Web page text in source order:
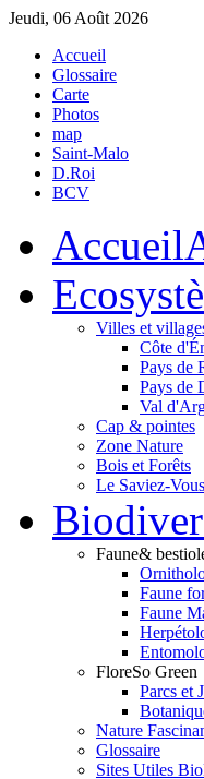
Jeudi, 06 Août 2026
Accueil
Glossaire
Carte
Photos
map
Saint-Malo
D.Roi
BCV
Accueil
Eco
Villes et
Côte
Pays de
Pays de
Val
Cap & pointes
Zone Nature
Bois et Forêts
Le Saviez-
Bio
Faune&
Faune
Faune
FloreSo Green
Parcs et
Nature
Glossaire
Sites Utiles